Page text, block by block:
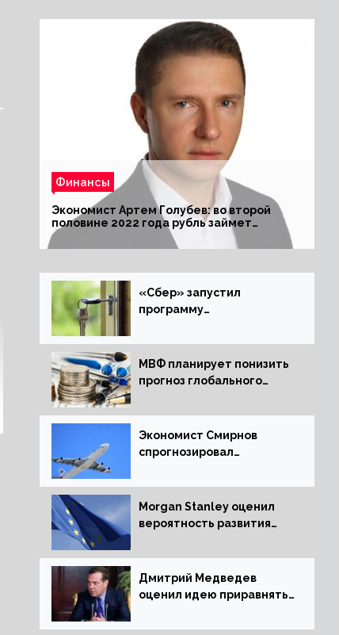
Финансы
Экономист Артем Голубев: во второй
половине 2022 года рубль займет
комфортный курс
«Сбер» запустил
программу
ипотечных займов
МВФ планирует понизить
прогноз глобального
следующем отчете
Экономист Смирнов
спрогнозировал
авиабилетов в России
Morgan Stanley оценил
вероятность развития
Дмитрий Медведев
оценил идею приравнять
блокадникам